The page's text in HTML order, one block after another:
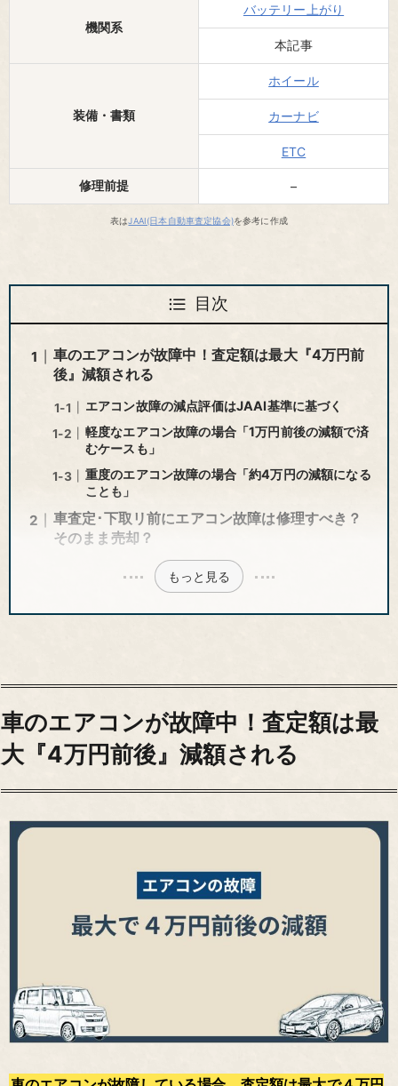
機関系
バッテリー上がり
本記事
装備・書類
ホイール
カーナビ
ETC
修理前提 –
表はJAAI(日本自動車査定協会)を参考に作成
目次
車のエアコンが故障中！査定額は最大『4万円前
後』減額される
エアコン故障の減点評価はJAAI基準に基づく
軽度なエアコン故障の場合「1万円前後の減額で済
むケースも」
重度のエアコン故障の場合「約4万円の減額になる
ことも」
車査定･下取リ前にエアコン故障は修理すべき？
そのまま売却？
もっと見る
車のエアコンが故障中！査定額は最
大『4万円前後』減額される